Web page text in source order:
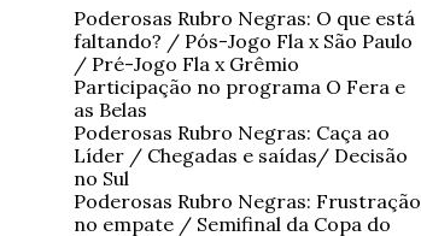
Poderosas Rubro Negras: O que está
faltando? / Pós-Jogo Fla x São Paulo
/ Pré-Jogo Fla x Grêmio
Participação no programa O Fera e
as Belas
Poderosas Rubro Negras: Caça ao
Líder / Chegadas e saídas/ Decisão
no Sul
Poderosas Rubro Negras: Frustração
no empate / Semifinal da Copa do